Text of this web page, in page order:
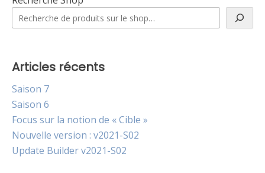
Articles récents
Saison 7
Saison 6
Focus sur la notion de « Cible »
Nouvelle version : v2021-S02
Update Builder v2021-S02